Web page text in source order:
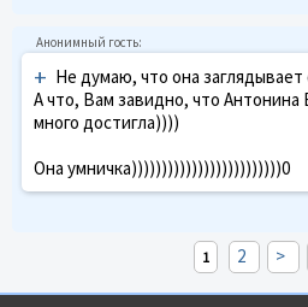
+ Не думаю, что она заглядывает
А что, Вам завидно, что Антонина
много достигла))))
Она умничка)))))))))))))))))))))))))0
1 2 >